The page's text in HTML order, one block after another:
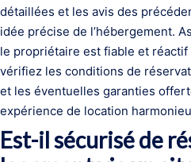
détaillées et les avis des
idée précise de l’hébergement.
le propriétaire est fiable et réactif
vérifiez les conditions de
et les éventuelles garanties
expérience de location
Est-il sécurisé de